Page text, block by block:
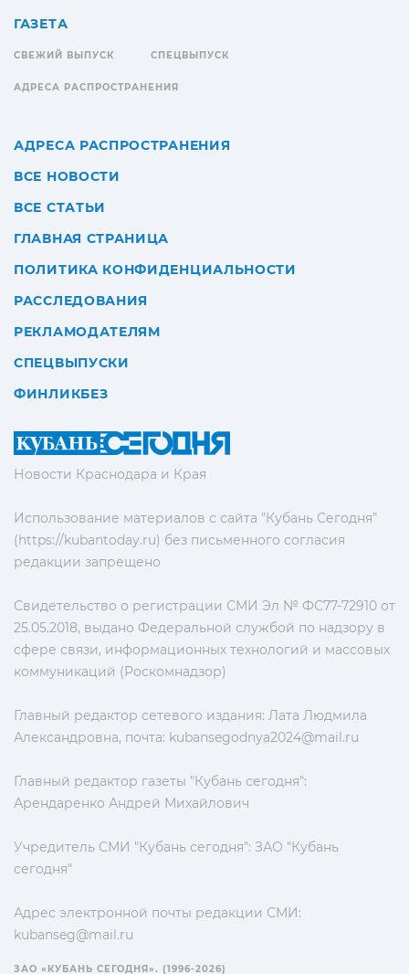
Новости Краснодара и Края
Использование материалов с сайта "Кубань Сегодня"
(https://kubantoday.ru) без письменного согласия
редакции запрещено
Свидетельство о регистрации СМИ Эл № ФС77-72910 от
25.05.2018, выдано Федеральной службой по надзору в
сфере связи, информационных технологий и массовых
коммуникаций (Роскомнадзор)
Главный редактор сетевого издания: Лата Людмила
Александровна, почта: kubansegodnya2024@mail.ru
Главный редактор газеты "Кубань сегодня":
Арендаренко Андрей Михайлович
Учредитель СМИ "Кубань сегодня": ЗАО "Кубань
сегодня"
Адрес электронной почты редакции СМИ:
kubanseg@mail.ru
ГАЗЕТА
СВЕЖИЙ ВЫПУСК СПЕЦВЫПУСК
АДРЕСА РАСПРОСТРАНЕНИЯ
АДРЕСА РАСПРОСТРАНЕНИЯ
ВСЕ НОВОСТИ
ВСЕ СТАТЬИ
ГЛАВНАЯ СТРАНИЦА
ПОЛИТИКА КОНФИДЕНЦИАЛЬНОСТИ
РАССЛЕДОВАНИЯ
РЕКЛАМОДАТЕЛЯМ
СПЕЦВЫПУСКИ
ФИНЛИКБЕЗ
ЗАО «КУБАНЬ СЕГОДНЯ». (1996-2026)